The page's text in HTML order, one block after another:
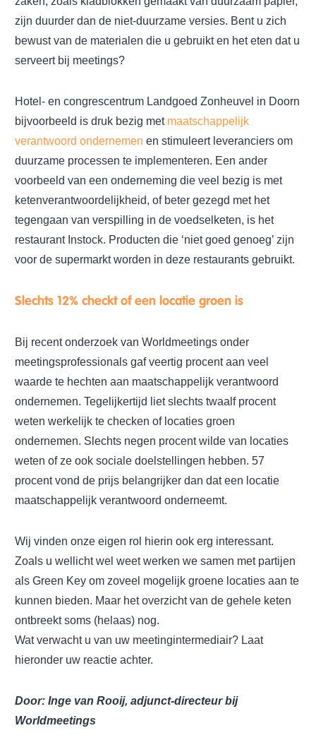
zijn duurder dan de niet-duurzame versies. Bent u zich
bewust van de materialen die u gebruikt en het eten dat u
serveert bij meetings?
Hotel- en congrescentrum Landgoed Zonheuvel in Doorn
bijvoorbeeld is druk bezig met maatschappelijk
verantwoord ondernemen en stimuleert leveranciers om
duurzame processen te implementeren. Een ander
voorbeeld van een onderneming die veel bezig is met
ketenverantwoordelijkheid, of beter gezegd met het
tegengaan van verspilling in de voedselketen, is het
restaurant Instock. Producten die ‘niet goed genoeg’ zijn
voor de supermarkt worden in deze restaurants gebruikt.
Slechts 12% checkt of een locatie groen is
Bij recent onderzoek van Worldmeetings onder
meetingsprofessionals gaf veertig procent aan veel
waarde te hechten aan maatschappelijk verantwoord
ondernemen. Tegelijkertijd liet slechts twaalf procent
weten werkelijk te checken of locaties groen
ondernemen. Slechts negen procent wilde van locaties
weten of ze ook sociale doelstellingen hebben. 57
procent vond de prijs belangrijker dan dat een locatie
maatschappelijk verantwoord onderneemt.
Wij vinden onze eigen rol hierin ook erg interessant.
Zoals u wellicht wel weet werken we samen met partijen
als Green Key om zoveel mogelijk groene locaties aan te
kunnen bieden. Maar het overzicht van de gehele keten
ontbreekt soms (helaas) nog.
Wat verwacht u van uw meetingintermediair? Laat
hieronder uw reactie achter.
Door: Inge van Rooij, adjunct-directeur bij
Worldmeetings